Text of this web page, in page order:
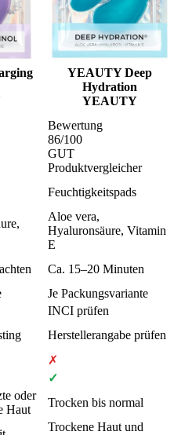
YEAUTY Deep
Hydration
YEAUTY
Bewertung
86/100
GUT
Produktvergleicher
Feuchtigkeitspads
Aloe vera,
Hyaluronsäure, Vitamin
E
Ca. 15–20 Minuten
Je Packungsvariante
INCI prüfen
Herstellerangabe prüfen
✗
✓
oder
Haut
Trocken bis normal
Trockene Haut und